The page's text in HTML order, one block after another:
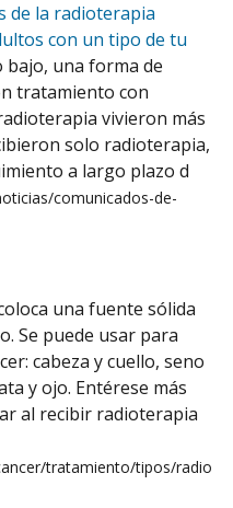
de la radioterapia
con un tipo de tu
bajo, una forma de
tratamiento con
vivieron más
solo radioterapia,
a largo plazo d
comunicados-de-
una fuente sólida
Se puede usar para
cabeza y cuello, seno
y ojo. Entérese más
al recibir radioterapia
tratamiento/tipos/radio